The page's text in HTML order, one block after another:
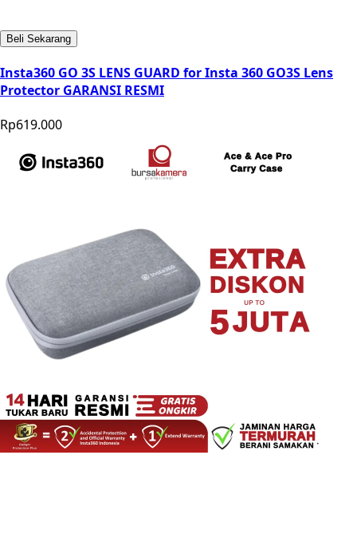
Beli Sekarang
Insta360 GO 3S LENS GUARD for Insta 360 GO3S Lens
Protector GARANSI RESMI
Rp619.000